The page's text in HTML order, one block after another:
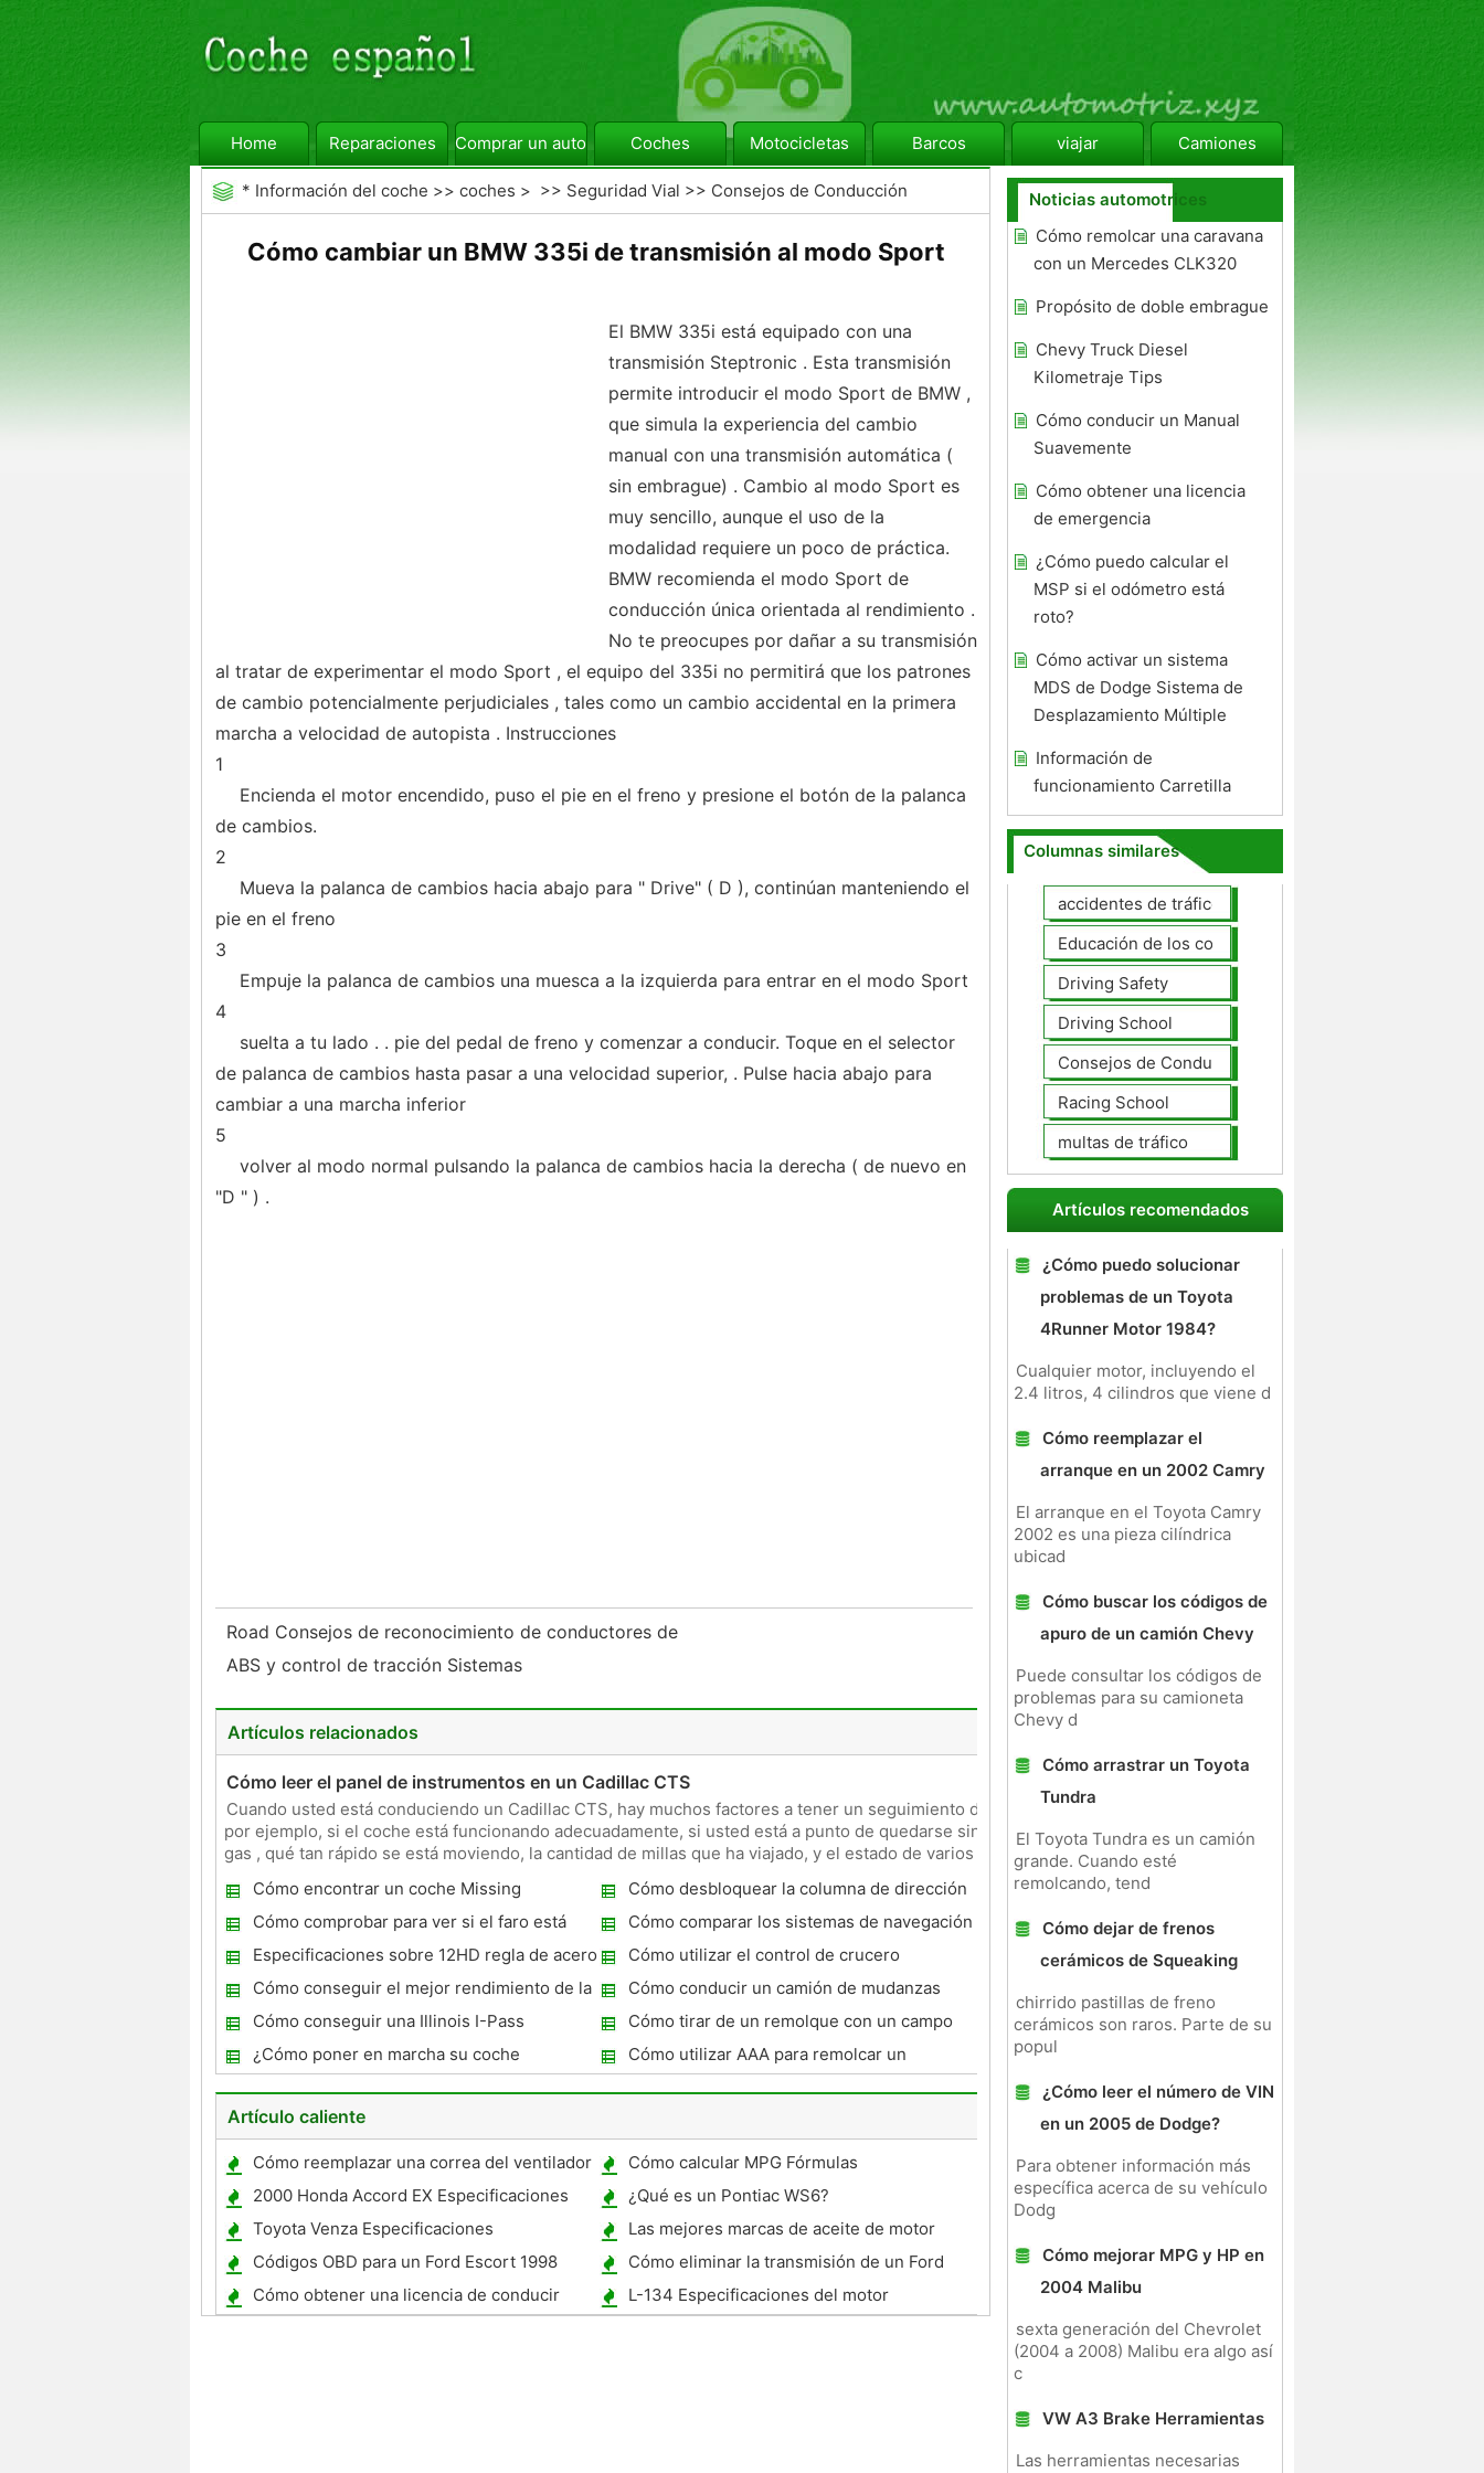
Home Reparaciones Comprar un automóvil Coches Motocicletas Barcos viajar Camiones
* Información del coche >> coches > >> Seguridad Vial >> Consejos de Conducción
Cómo cambiar un BMW 335i de transmisión al modo Sport
El BMW 335i está equipado con una
transmisión Steptronic . Esta transmisión
permite introducir el modo Sport de BMW ,
que simula la experiencia del cambio
manual con una transmisión automática (
sin embrague) . Cambio al modo Sport es
muy sencillo, aunque el uso de la
modalidad requiere un poco de práctica.
BMW recomienda el modo Sport de
conducción única orientada al rendimiento .
No te preocupes por dañar a su transmisión
al tratar de experimentar el modo Sport , el equipo del 335i no permitirá que los patrones
de cambio potencialmente perjudiciales , tales como un cambio accidental en la primera
marcha a velocidad de autopista . Instrucciones
1
Encienda el motor encendido, puso el pie en el freno y presione el botón de la palanca
de cambios.
2
Mueva la palanca de cambios hacia abajo para " Drive" ( D ), continúan manteniendo el
pie en el freno
3
Empuje la palanca de cambios una muesca a la izquierda para entrar en el modo Sport
4
suelta a tu lado . . pie del pedal de freno y comenzar a conducir. Toque en el selector
de palanca de cambios hasta pasar a una velocidad superior, . Pulse hacia abajo para
cambiar a una marcha inferior
5
volver al modo normal pulsando la palanca de cambios hacia la derecha ( de nuevo en
"D " ) .
Road Consejos de reconocimiento de conductores de
ABS y control de tracción Sistemas
Artículos relacionados
Cómo leer el panel de instrumentos en un Cadillac CTS
Cuando usted está conduciendo un Cadillac CTS, hay muchos factores a tener un seguimiento de,
por ejemplo, si el coche está funcionando adecuadamente, si usted está a punto de quedarse sin
gas , qué tan rápido se está moviendo, la cantidad de millas que ha viajado, y el estado de varios
Cómo encontrar un coche Missing
Cómo desbloquear la columna de dirección
Cómo comprobar para ver si el faro está
quemado
Cómo comparar los sistemas de navegación
del GPS del coche
Especificaciones sobre 12HD regla de acero
Cómo utilizar el control de crucero
Cómo conseguir el mejor rendimiento de la
gasolina en una camioneta
Cómo conducir un camión de mudanzas
Cómo conseguir una Illinois I-Pass
Cómo tirar de un remolque con un campo
de Colorado Pickup Chevrolet
¿Cómo poner en marcha su coche
Cómo utilizar AAA para remolcar un
vehículo
Artículo caliente
Cómo reemplazar una correa del ventilador
en un 1989 Toyota Camry Automóvil
Cómo calcular MPG Fórmulas
2000 Honda Accord EX Especificaciones
¿Qué es un Pontiac WS6?
Toyota Venza Especificaciones
Las mejores marcas de aceite de motor
Códigos OBD para un Ford Escort 1998
Cómo eliminar la transmisión de un Ford
Ranger
Cómo obtener una licencia de conducir
comercial Clase B Permiso
L-134 Especificaciones del motor
Noticias automotrices
Cómo remolcar una caravana
con un Mercedes CLK320
Propósito de doble embrague
Chevy Truck Diesel
Kilometraje Tips
Cómo conducir un Manual
Suavemente
Cómo obtener una licencia
de emergencia
¿Cómo puedo calcular el
MSP si el odómetro está
roto?
Cómo activar un sistema
MDS de Dodge Sistema de
Desplazamiento Múltiple
Información de
funcionamiento Carretilla
Columnas similares
accidentes de tráfico
Educación de los conductores
Driving Safety
Driving School
Consejos de Conducción
Racing School
multas de tráfico
Artículos recomendados
¿Cómo puedo solucionar
problemas de un Toyota
4Runner Motor 1984?
Cualquier motor, incluyendo el
2.4 litros, 4 cilindros que viene d
Cómo reemplazar el
arranque en un 2002 Camry
El arranque en el Toyota Camry
2002 es una pieza cilíndrica
ubicad
Cómo buscar los códigos de
apuro de un camión Chevy
Puede consultar los códigos de
problemas para su camioneta
Chevy d
Cómo arrastrar un Toyota
Tundra
El Toyota Tundra es un camión
grande. Cuando esté
remolcando, tend
Cómo dejar de frenos
cerámicos de Squeaking
chirrido pastillas de freno
cerámicos son raros. Parte de su
popul
¿Cómo leer el número de VIN
en un 2005 de Dodge?
Para obtener información más
específica acerca de su vehículo
Dodg
Cómo mejorar MPG y HP en
2004 Malibu
sexta generación del Chevrolet
(2004 a 2008) Malibu era algo así
c
VW A3 Brake Herramientas
Las herramientas necesarias